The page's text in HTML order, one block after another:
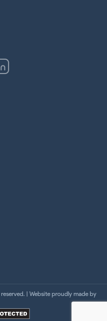
| Website proudly made by